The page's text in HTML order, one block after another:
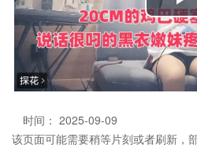
时间： 2025-09-09
该页面可能需要稍等片刻或者刷新，